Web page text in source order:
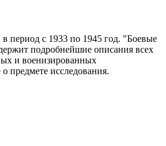
период с 1933 по 1945 год. "Боевые
подробнейшие описания всех
и военизированных
предмете исследования.